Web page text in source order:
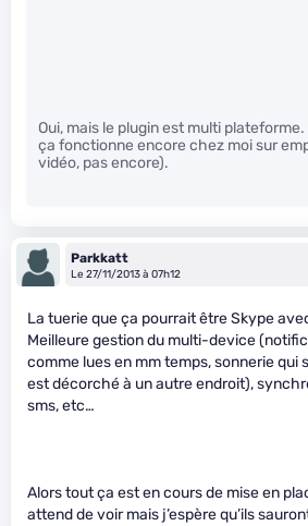
Oui, mais le plugin est multi
ça fonctionne encore chez moi sur
vidéo, pas encore).
Parkkatt
Le 27/11/2013 à 07h12
La tuerie que ça pourrait être Skype
Meilleure gestion du multi-device
comme lues en mm temps, sonnerie qui
est décorché à un autre endroit),
sms, etc…
Alors tout ça est en cours de mise en
attend de voir mais j’espère qu’ils